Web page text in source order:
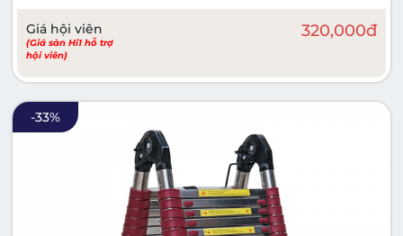
Giá hội viên
(Giá sàn Hi1 hỗ trợ
hội viên)
320,000đ
-33%